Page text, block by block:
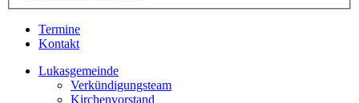
Termine
Kontakt
Lukasgemeinde
Verkündigungsteam
Kirchenvorstand